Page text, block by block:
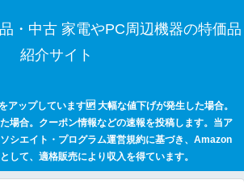
・中古 家電やPC周辺機器の特価品
紹介サイト
アップしています🆙 大幅な値下げが発生した場合。
場合。クーポン情報などの速報を投稿します。当ア
シエイト・プログラム運営規約に基づき、Amazon
して、適格販売により収入を得ています。